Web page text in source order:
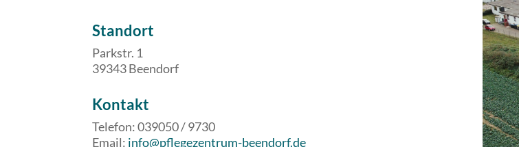
Standort
Parkstr. 1
39343 Beendorf
​​Kontakt
Telefon: 039050 / 9730
Email: info@pflegezentrum-beendorf.de